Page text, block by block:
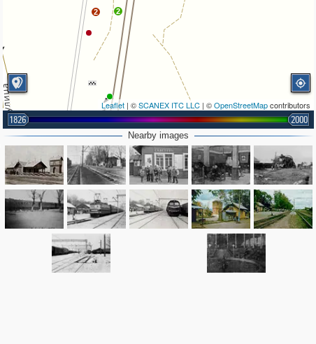
2 2
Leaflet | ©SCANEX ITC LLC | ©OpenStreetMapcontributors
1826 2000
Nearby images